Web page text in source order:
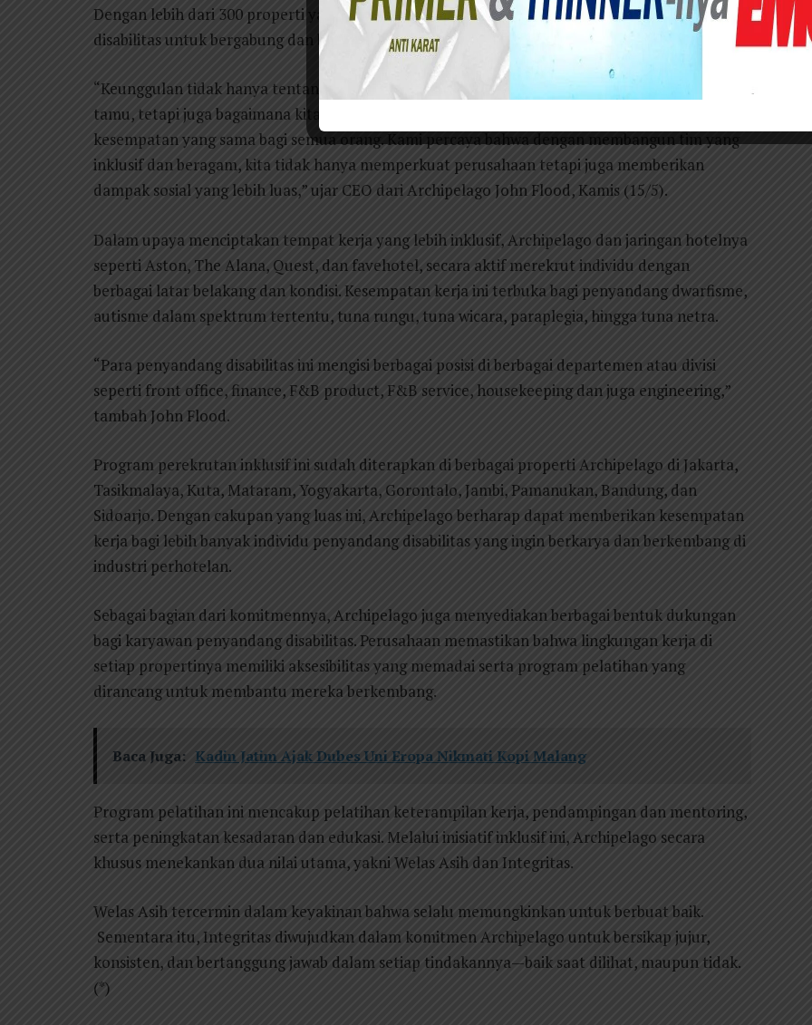
Dengan lebih dari 300 properti yang tersebar, Archipelago membuka peluang bagi penyandang
disabilitas untuk bergabung dan berkembang bersama industri perhotelan.
“Keunggulan tidak hanya tentang bagaimana kita memberikan pelayanan terbaik kepada
tamu, tetapi juga bagaimana kita menciptakan lingkungan kerja yang dapat memberikan
kesempatan yang sama bagi semua orang. Kami percaya bahwa dengan membangun tim yang
inklusif dan beragam, kita tidak hanya memperkuat perusahaan tetapi juga memberikan
dampak sosial yang lebih luas,” ujar CEO dari Archipelago John Flood, Kamis (15/5).
Dalam upaya menciptakan tempat kerja yang lebih inklusif, Archipelago dan jaringan hotelnya
seperti Aston, The Alana, Quest, dan favehotel, secara aktif merekrut individu dengan
berbagai latar belakang dan kondisi. Kesempatan kerja ini terbuka bagi penyandang dwarfisme,
autisme dalam spektrum tertentu, tuna rungu, tuna wicara, paraplegia, hingga tuna netra.
“Para penyandang disabilitas ini mengisi berbagai posisi di berbagai departemen atau divisi
seperti front office, finance, F&B product, F&B service, housekeeping dan juga engineering,”
tambah John Flood.
Program perekrutan inklusif ini sudah diterapkan di berbagai properti Archipelago di Jakarta,
Tasikmalaya, Kuta, Mataram, Yogyakarta, Gorontalo, Jambi, Pamanukan, Bandung, dan
Sidoarjo. Dengan cakupan yang luas ini, Archipelago berharap dapat memberikan kesempatan
kerja bagi lebih banyak individu penyandang disabilitas yang ingin berkarya dan berkembang di
industri perhotelan.
Sebagai bagian dari komitmennya, Archipelago juga menyediakan berbagai bentuk dukungan
bagi karyawan penyandang disabilitas. Perusahaan memastikan bahwa lingkungan kerja di
setiap propertinya memiliki aksesibilitas yang memadai serta program pelatihan yang
dirancang untuk membantu mereka berkembang.
Baca Juga: Kadin Jatim Ajak Dubes Uni Eropa Nikmati Kopi Malang
Program pelatihan ini mencakup pelatihan keterampilan kerja, pendampingan dan mentoring,
serta peningkatan kesadaran dan edukasi. Melalui inisiatif inklusif ini, Archipelago secara
khusus menekankan dua nilai utama, yakni Welas Asih dan Integritas.
Welas Asih tercermin dalam keyakinan bahwa selalu memungkinkan untuk berbuat baik.
Sementara itu, Integritas diwujudkan dalam komitmen Archipelago untuk bersikap jujur,
konsisten, dan bertanggung jawab dalam setiap tindakannya—baik saat dilihat, maupun tidak.
(*)